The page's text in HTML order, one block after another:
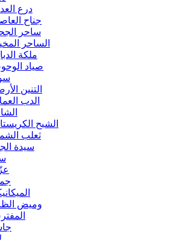
درع
جناح
ساحر
الساحر
ملكة
صياد
التنين
الدب
الشبح
ثعلب
سيدة
وميض